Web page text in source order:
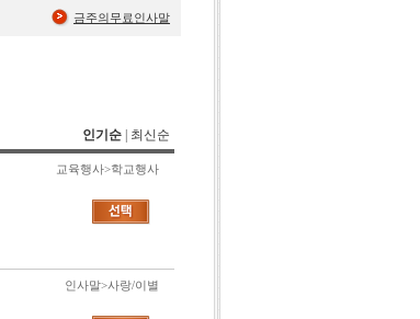
금주의무료인사말
인기순 최신순
교육행사>학교행사
인사말>사랑/이별